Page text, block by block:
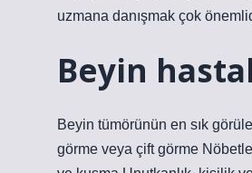
uzmana danışmak çok
Beyin
Beyin tümörünün en sık
görme veya çift görme